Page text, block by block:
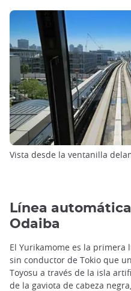
Vista desde la ventanilla
Línea
Odaiba
El Yurikamome es la
sin conductor de Tokio que
Toyosu a través de la isla
de la gaviota de cabeza